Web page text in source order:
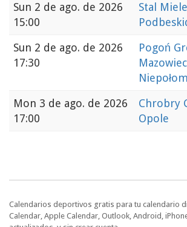
Sun 2 de ago. de 2026
15:00
Stal
Sun 2 de ago. de 2026
17:30
Pogoń
Mon 3 de ago. de 2026
17:00
Chrobry
Opole
Calendarios deportivos gratis para tu calendario
Calendar, Apple Calendar, Outlook, Android,